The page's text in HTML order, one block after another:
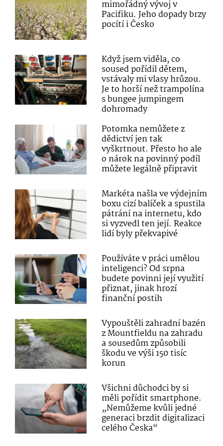
mimořádný vývoj v
Pacifiku. Jeho dopady brzy
pocítí i Česko
Když jsem viděla, co
soused pořídil dětem,
vstávaly mi vlasy hrůzou.
Je to horší než trampolína
s bungee jumpingem
dohromady
Potomka nemůžete z
dědictví jen tak
vyškrtnout. Přesto ho ale
o nárok na povinný podíl
můžete legálně připravit
Markéta našla ve výdejním
boxu cizí balíček a spustila
pátrání na internetu, kdo
si vyzvedl ten její. Reakce
lidí byly překvapivé
Používáte v práci umělou
inteligenci? Od srpna
budete povinni její využití
přiznat, jinak hrozí
finanční postih
Vypouštěli zahradní bazén
z Mountfieldu na zahradu
a sousedům způsobili
škodu ve výši 150 tisíc
korun
Všichni důchodci by si
měli pořídit smartphone.
„Nemůžeme kvůli jedné
generaci brzdit digitalizaci
celého Česka“